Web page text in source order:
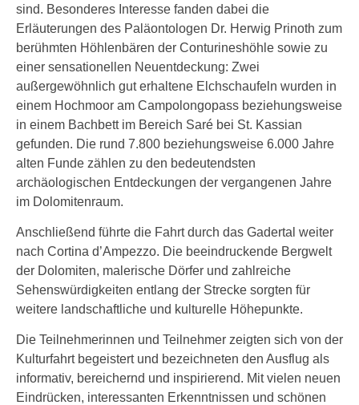
sind. Besonderes Interesse fanden dabei die
Erläuterungen des Paläontologen Dr. Herwig Prinoth zum
berühmten Höhlenbären der Conturineshöhle sowie zu
einer sensationellen Neuentdeckung: Zwei
außergewöhnlich gut erhaltene Elchschaufeln wurden in
einem Hochmoor am Campolongopass beziehungsweise
in einem Bachbett im Bereich Saré bei St. Kassian
gefunden. Die rund 7.800 beziehungsweise 6.000 Jahre
alten Funde zählen zu den bedeutendsten
archäologischen Entdeckungen der vergangenen Jahre
im Dolomitenraum.
Anschließend führte die Fahrt durch das Gadertal weiter
nach Cortina d’Ampezzo. Die beeindruckende Bergwelt
der Dolomiten, malerische Dörfer und zahlreiche
Sehenswürdigkeiten entlang der Strecke sorgten für
weitere landschaftliche und kulturelle Höhepunkte.
Die Teilnehmerinnen und Teilnehmer zeigten sich von der
Kulturfahrt begeistert und bezeichneten den Ausflug als
informativ, bereichernd und inspirierend. Mit vielen neuen
Eindrücken, interessanten Erkenntnissen und schönen